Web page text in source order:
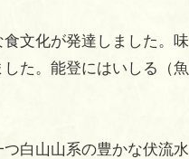
文化が発達しました。味
た。能登にはいしる（魚
白山山系の豊かな伏流水